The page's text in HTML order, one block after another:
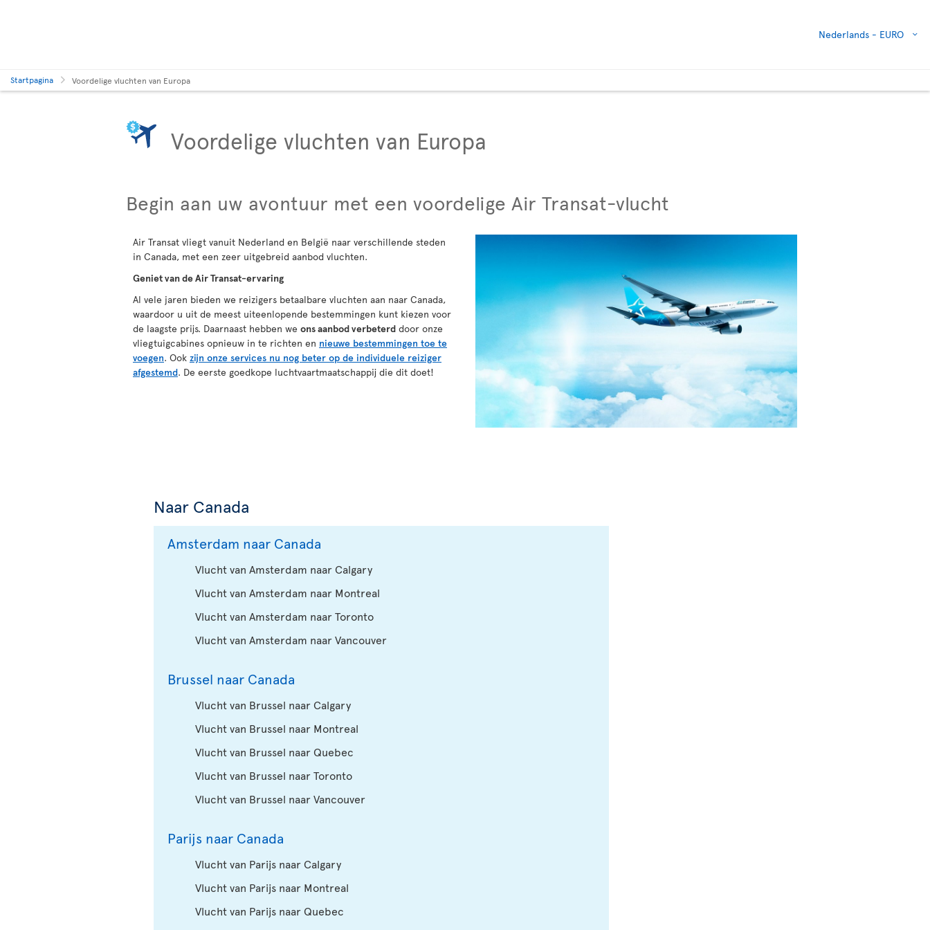
Nederlands - EURO
Startpagina Voordelige vluchten van Europa
Voordelige vluchten van Europa
Begin aan uw avontuur met een voordelige Air Transat-vlucht
Air Transat vliegt vanuit Nederland en België naar verschillende steden
in Canada, met een zeer uitgebreid aanbod vluchten.
Geniet van de Air Transat-ervaring
Al vele jaren bieden we reizigers betaalbare vluchten aan naar Canada,
waardoor u uit de meest uiteenlopende bestemmingen kunt kiezen voor
de laagste prijs. Daarnaast hebben we ons aanbod verbeterd door onze
vliegtuigcabines opnieuw in te richten en nieuwe bestemmingen toe te
voegen. Ook zijn onze services nu nog beter op de individuele reiziger
afgestemd. De eerste goedkope luchtvaartmaatschappij die dit doet!
Naar Canada
Amsterdam naar Canada
Vlucht van Amsterdam naar Calgary
Vlucht van Amsterdam naar Montreal
Vlucht van Amsterdam naar Toronto
Vlucht van Amsterdam naar Vancouver
Brussel naar Canada
Vlucht van Brussel naar Calgary
Vlucht van Brussel naar Montreal
Vlucht van Brussel naar Quebec
Vlucht van Brussel naar Toronto
Vlucht van Brussel naar Vancouver
Parijs naar Canada
Vlucht van Parijs naar Calgary
Vlucht van Parijs naar Montreal
Vlucht van Parijs naar Quebec